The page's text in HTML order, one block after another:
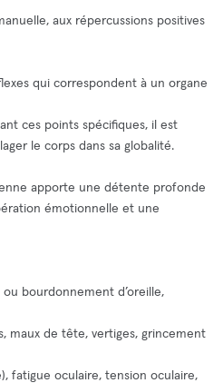
aux répercussions positives
qui correspondent à un organe
ces points spécifiques, il est
le corps dans sa globalité.
apporte une détente profonde
émotionnelle et une
bourdonnement d’oreille,
maux de tête, vertiges, grincement
fatigue oculaire, tension oculaire,